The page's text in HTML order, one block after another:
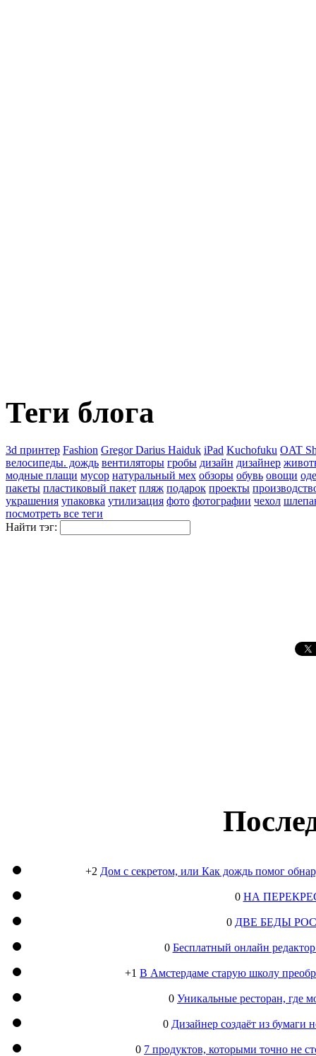
Теги блога
3d принтер Fashion Gregor Darius Haiduk iPad Kuchofuku OAT
велосипеды. дождь вентиляторы гробы дизайн дизайнер
модные плащи мусор натуральный мех обзоры обувь овощи
пакеты пластиковый пакет пляж подарок проекты
украшения упаковка утилизация фото фотографии чехол
посмотреть все теги
Найти тэг:
+2 Дом с секретом, или Как дождь помог
0 НА
0 ДВЕ БЕДЫ
0 Бесплатный онлайн
+1 В Амстердаме старую школу
0 Уникальные ресторан, где
0 Дизайнер создаёт из
0 7 продуктов, которыми точно не